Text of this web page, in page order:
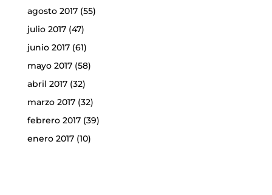
agosto 2017(55)
julio 2017(47)
junio 2017(61)
mayo 2017(58)
abril 2017(32)
marzo 2017(32)
febrero 2017(39)
enero 2017(10)